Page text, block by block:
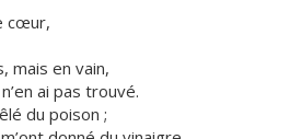
cœur,
mais en vain,
ai pas trouvé.
du poison ;